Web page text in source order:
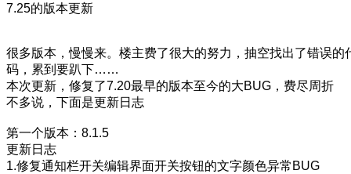
7.25的版本更新
很多版本，慢慢来。楼主费了很大的努力，抽空找出了错误的
码，累到要趴下……
本次更新，修复了7.20最早的版本至今的大BUG，费尽周折
不多说，下面是更新日志
第一个版本：8.1.5
更新日志
1.修复通知栏开关编辑界面开关按钮的文字颜色异常BUG